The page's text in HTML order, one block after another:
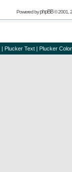
Powered byphpBB© 2001,
| Plucker Text | Plucker Color